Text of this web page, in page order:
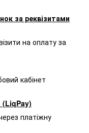
за реквізитами
на оплату за
кабінет
(LiqPay)
платіжну